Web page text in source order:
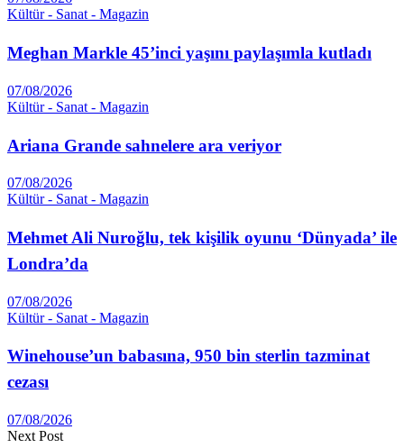
Kültür - Sanat - Magazin
Meghan Markle 45’inci yaşını paylaşımla kutladı
07/08/2026
Kültür - Sanat - Magazin
Ariana Grande sahnelere ara veriyor
07/08/2026
Kültür - Sanat - Magazin
Mehmet Ali Nuroğlu, tek kişilik oyunu ‘Dünyada’ ile
Londra’da
07/08/2026
Kültür - Sanat - Magazin
Winehouse’un babasına, 950 bin sterlin tazminat
cezası
07/08/2026
Next Post